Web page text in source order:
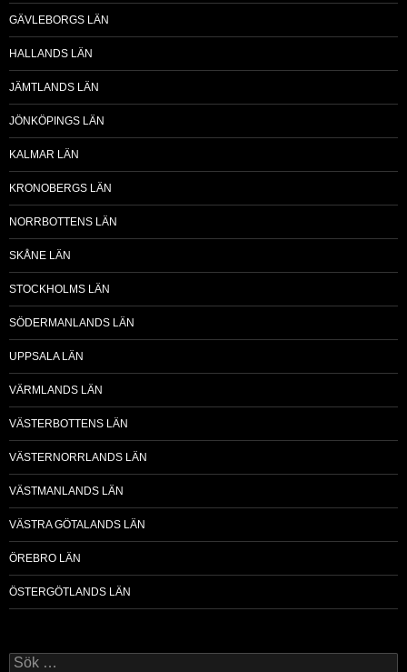
GÄVLEBORGS LÄN
HALLANDS LÄN
JÄMTLANDS LÄN
JÖNKÖPINGS LÄN
KALMAR LÄN
KRONOBERGS LÄN
NORRBOTTENS LÄN
SKÅNE LÄN
STOCKHOLMS LÄN
SÖDERMANLANDS LÄN
UPPSALA LÄN
VÄRMLANDS LÄN
VÄSTERBOTTENS LÄN
VÄSTERNORRLANDS LÄN
VÄSTMANLANDS LÄN
VÄSTRA GÖTALANDS LÄN
ÖREBRO LÄN
ÖSTERGÖTLANDS LÄN
Sök